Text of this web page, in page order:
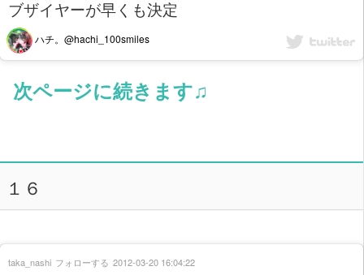
ブザイヤーが早くも決定
ハチ。@hachi_100smiles
次ページに続きます♫
１６
taka_nashi フォローする 2012-03-20 16:04:22